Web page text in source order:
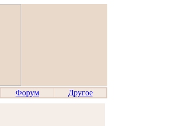
Форум Другое